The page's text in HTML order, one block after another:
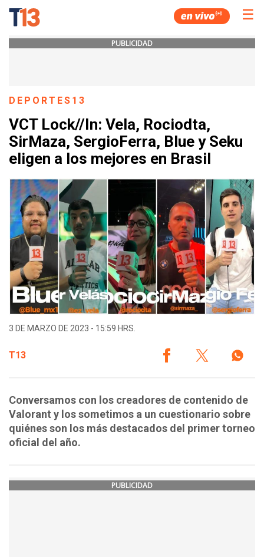
☰
PUBLICIDAD
DEPORTES13
VCT Lock//In: Vela, Rociodta,
SirMaza, SergioFerra, Blue y Seku
eligen a los mejores en Brasil
3 DE MARZO DE 2023 - 15:59 HRS.
T13
Conversamos con los creadores de contenido de
Valorant y los sometimos a un cuestionario sobre
quiénes son los más destacados del primer torneo
oficial del año.
PUBLICIDAD